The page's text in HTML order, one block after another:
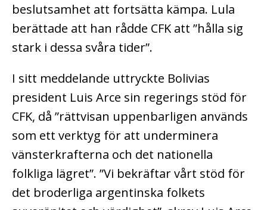
beslutsamhet att fortsätta kämpa. Lula
berättade att han rådde CFK att ”hålla sig
stark i dessa svåra tider”.
I sitt meddelande uttryckte Bolivias
president Luis Arce sin regerings stöd för
CFK, då ”rättvisan uppenbarligen används
som ett verktyg för att underminera
vänsterkrafterna och det nationella
folkliga lägret”. ”Vi bekräftar vårt stöd för
det broderliga argentinska folkets